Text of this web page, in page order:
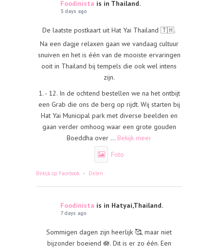
Foodinista is in Thailand.
5 days ago
De laatste postkaart uit Hat Yai Thailand 🇹🇭.
Na een dagje relaxen gaan we vandaag cultuur
snuiven en het is één van de mooiste ervaringen
ooit in Thailand bij tempels die ook wel intens
zijn.
1. - 12. In de ochtend bestellen we na het ontbijt
een Grab die ons de berg op rijdt. Wij starten bij
Hat Yai Municipal park met diverse beelden en
gaan verder omhoog waar een grote gouden
Boeddha over ... Bekijk meer
Foto
Bekijk op Facebook · Delen
Foodinista is in Hatyai,Thailand.
7 days ago
Sommigen dagen zijn heerlijk 🥰, maar niet
bijzonder boeiend 🪷. Dit is er zo één. Een